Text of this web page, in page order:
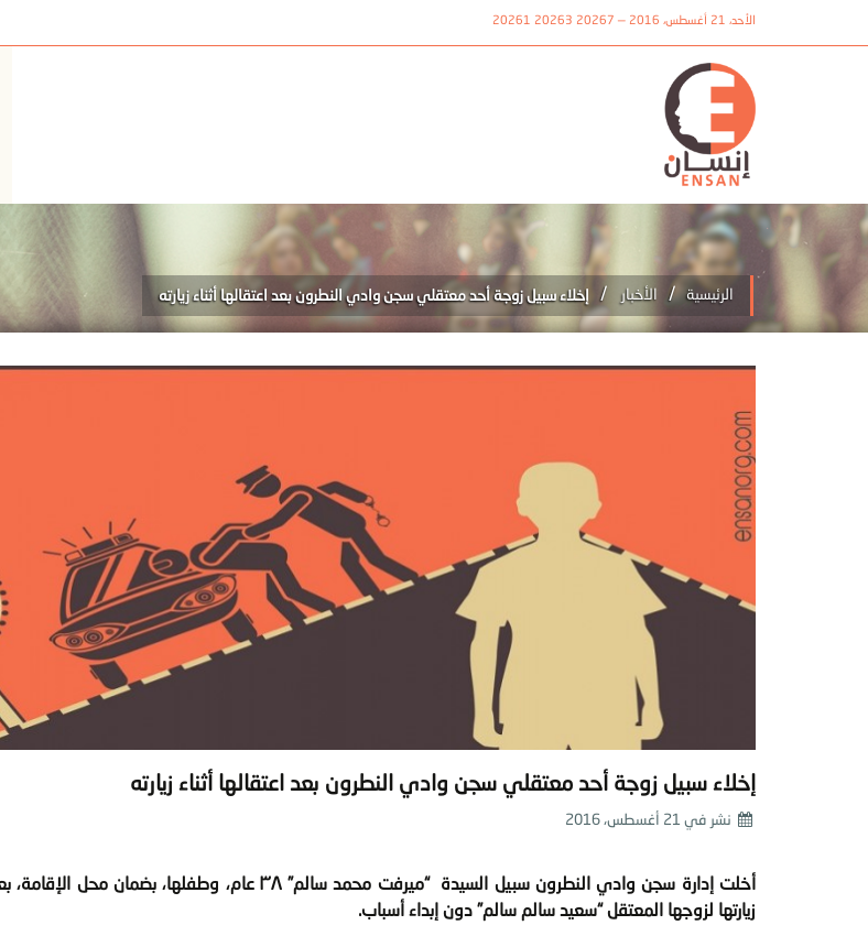
الأحد، 21 أغسطس، 2016 — 20267 20263 20261
الرئيسية / الأخبار / إخلاء سبيل زوجة أحد معتقلي سجن وادي النطرون بعد اعتقالها أثناء زيارته
إخلاء سبيل زوجة أحد معتقلي سجن وادي النطرون بعد اعتقالها أثناء زيارته
نشر في 21 أغسطس، 2016
أخلت إدارة سجن وادي النطرون سبيل السيدة “ميرفت محمد سالم” ٣٨ عام،
زيارتها لزوجها المعتقل “سعيد سالم سالم” دون إبداء أسباب.